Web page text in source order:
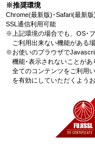
※推奨環境
Chrome(最新版)･Safari(最新
SSL通信利用可能
※上記環境の場合でも、OS･
ご利用出来ない機能がある
※お使いのブラウザで
機能･表示されないことがあ
全てのコンテンツをご利用
を有効にしていただくよう